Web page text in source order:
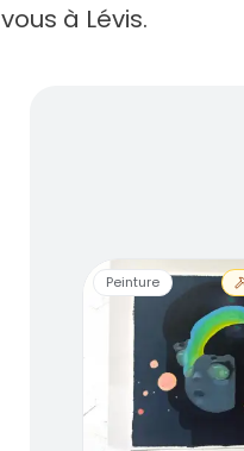
vous à Lévis.
Peinture